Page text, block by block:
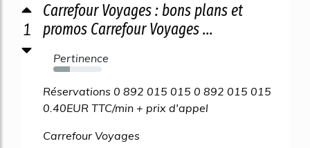
1
Carrefour Voyages : bons plans et
promos Carrefour Voyages ...
Pertinence
34%
Réservations 0 892 015 015 0 892 015 015
0.40EUR TTC/min + prix d'appel
Carrefour Voyages